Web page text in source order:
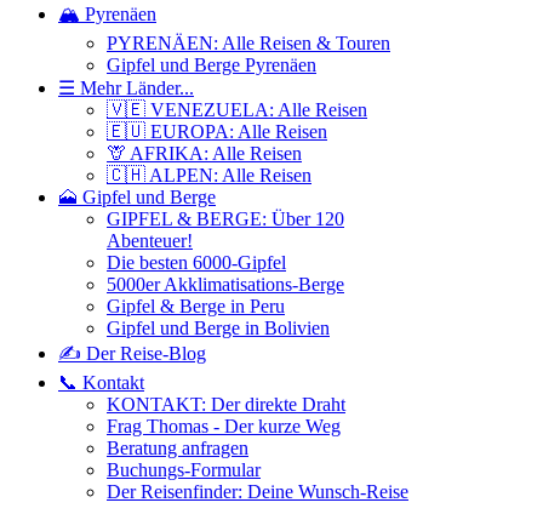
🏔️ Pyrenäen
PYRENÄEN: Alle Reisen & Touren
Gipfel und Berge Pyrenäen
☰ Mehr Länder...
🇻🇪 VENEZUELA: Alle Reisen
🇪🇺 EUROPA: Alle Reisen
🦒 AFRIKA: Alle Reisen
🇨🇭 ALPEN: Alle Reisen
🗻 Gipfel und Berge
GIPFEL & BERGE: Über 120
Abenteuer!
Die besten 6000-Gipfel
5000er Akklimatisations-Berge
Gipfel & Berge in Peru
Gipfel und Berge in Bolivien
✍️ Der Reise-Blog
📞 Kontakt
KONTAKT: Der direkte Draht
Frag Thomas - Der kurze Weg
Beratung anfragen
Buchungs-Formular
Der Reisenfinder: Deine Wunsch-Reise